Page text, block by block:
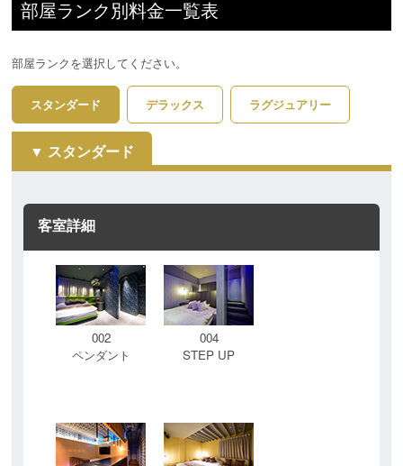
部屋ランク別料金一覧表
部屋ランクを選択してください。
スタンダード デラックス ラグジュアリー
スタンダード
客室詳細
002
ペンダント
004
STEP UP